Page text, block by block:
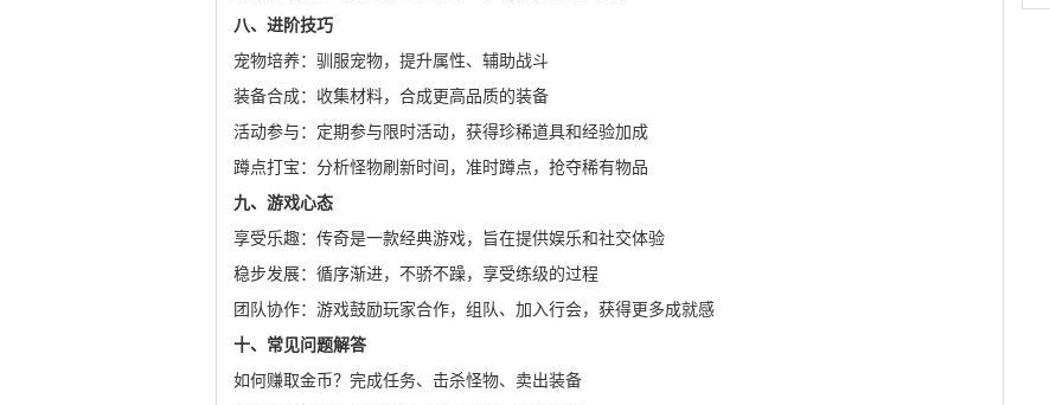
八、进阶技巧
宠物培养：驯服宠物，提升属性、辅助战斗
装备合成：收集材料，合成更高品质的装备
活动参与：定期参与限时活动，获得珍稀道具和经验加成
蹲点打宝：分析怪物刷新时间，准时蹲点，抢夺稀有物品
九、游戏心态
享受乐趣：传奇是一款经典游戏，旨在提供娱乐和社交体验
稳步发展：循序渐进，不骄不躁，享受练级的过程
团队协作：游戏鼓励玩家合作，组队、加入行会，获得更多成就感
十、常见问题解答
如何赚取金币？完成任务、击杀怪物、卖出装备